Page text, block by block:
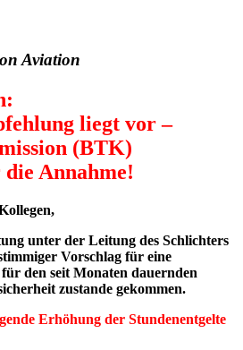
Aviation
liegt vor –
(BTK)
Annahme!
unter der Leitung des Schlichters
Vorschlag für eine
den seit Monaten dauernden
zustande gekommen.
Erhöhung der Stundenentgelte